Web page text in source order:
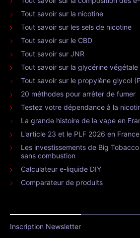
Tout savoir sur la nicotine
Tout savoir sur les sels de nicotine
Tout savoir sur le CBD
Tout savoir sur JNR
Tout savoir sur la glycérine végétale
Tout savoir sur le propylène glycol
20 méthodes pour arrêter de fumer
Testez votre dépendance à la
La grande histoire de la vape en
L'article 23 et le PLF 2026 en France
Les investissements de Big
sans combustion
Calculateur e-liquide DIY
Comparateur de produits
Inscription Newsletter